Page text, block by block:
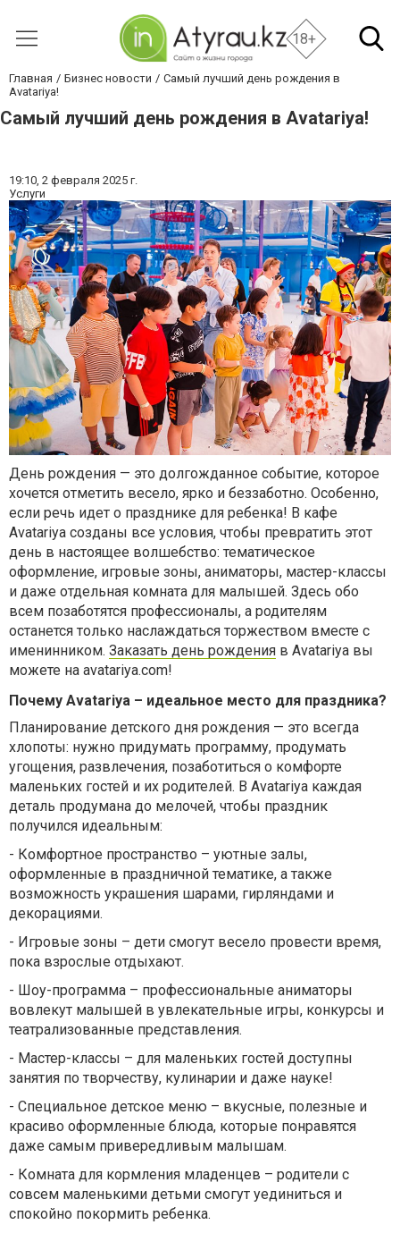
18+
Главная Бизнес новости
Самый лучший день рождения в
Avatariya!
Самый лучший день рождения в Avatariya!
19:10, 2 февраля 2025 г.
Услуги
День рождения — это долгожданное событие, которое
хочется отметить весело, ярко и беззаботно. Особенно,
если речь идет о празднике для ребенка! В кафе
Avatariya созданы все условия, чтобы превратить этот
день в настоящее волшебство: тематическое
оформление, игровые зоны, аниматоры, мастер-классы
и даже отдельная комната для малышей. Здесь обо
всем позаботятся профессионалы, а родителям
останется только наслаждаться торжеством вместе с
именинником. Заказать день рождения в Avatariya вы
можете на avatariya.com!
Почему Avatariya – идеальное место для праздника?
Планирование детского дня рождения — это всегда
хлопоты: нужно придумать программу, продумать
угощения, развлечения, позаботиться о комфорте
маленьких гостей и их родителей. В Avatariya каждая
деталь продумана до мелочей, чтобы праздник
получился идеальным:
- Комфортное пространство – уютные залы,
оформленные в праздничной тематике, а также
возможность украшения шарами, гирляндами и
декорациями.
- Игровые зоны – дети смогут весело провести время,
пока взрослые отдыхают.
- Шоу-программа – профессиональные аниматоры
вовлекут малышей в увлекательные игры, конкурсы и
театрализованные представления.
- Мастер-классы – для маленьких гостей доступны
занятия по творчеству, кулинарии и даже науке!
- Специальное детское меню – вкусные, полезные и
красиво оформленные блюда, которые понравятся
даже самым привередливым малышам.
- Комната для кормления младенцев – родители с
совсем маленькими детьми смогут уединиться и
спокойно покормить ребенка.